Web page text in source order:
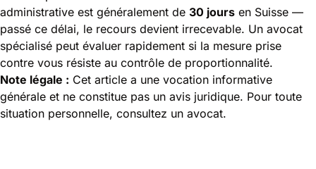
administrative est généralement de 30 jours en Suisse —
passé ce délai, le recours devient irrecevable. Un avocat
spécialisé peut évaluer rapidement si la mesure prise
contre vous résiste au contrôle de proportionnalité.
Note légale : Cet article a une vocation informative
générale et ne constitue pas un avis juridique. Pour toute
situation personnelle, consultez un avocat.